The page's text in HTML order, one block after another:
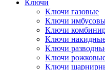
Ключи
Ключи газовые
Ключи
Ключи
Ключи
Ключи
Ключи
Ключи